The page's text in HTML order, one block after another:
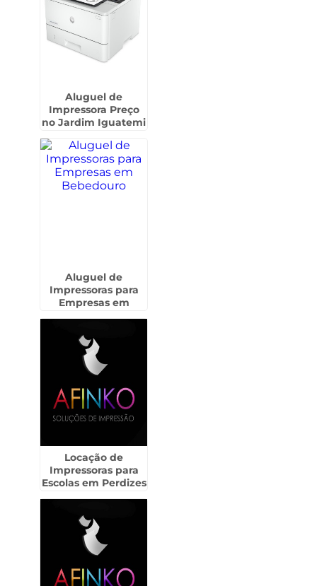
Aluguel de
Impressora Preço
no Jardim Iguatemi
Aluguel de
Impressoras para
Empresas em
Locação de
Impressoras para
Escolas em Perdizes